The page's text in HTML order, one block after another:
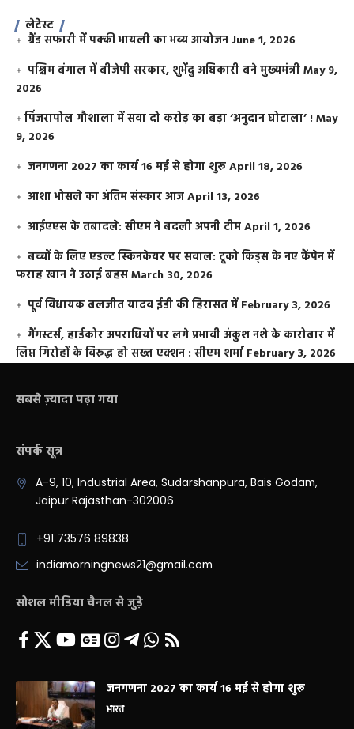
लेटेस्ट
ग्रैंड सफारी में पक्की भायली का भव्य आयोजन June 1, 2026
पश्चिम बंगाल में बीजेपी सरकार, शुभेंदु अधिकारी बने मुख्यमंत्रीMay 9,
2026
​पिंजरापोल गौशाला में सवा दो करोड़ का बड़ा ‘अनुदान घोटाला’ !May
9, 2026
जनगणना 2027 का कार्य 16 मई से होगा शुरूApril 18, 2026
आशा भोसले का अंतिम संस्कार आजApril 13, 2026
आईएएस के तबादले: सीएम ने बदली अपनी टीमApril 1, 2026
बच्चों के लिए एडल्ट स्किनकेयर पर सवाल: टूको किड्स के नए कैंपेन में
फराह खान ने उठाई बहसMarch 30, 2026
पूर्व विधायक बलजीत यादव ईडी की हिरासत में February 3, 2026
गैंगस्टर्स, हार्डकोर अपराधियों पर लगे प्रभावी अंकुश नशे के कारोबार में
लिप्त गिरोहों के विरूद्ध हो सख्त एक्शन : सीएम शर्मा February 3, 2026
सबसे ज़्यादा पढ़ा गया
संपर्क सूत्र
A-9, 10, Industrial Area, Sudarshanpura, Bais Godam,
Jaipur Rajasthan-302006
+91 73576 89838
indiamorningnews21@gmail.com
सोशल मीडिया चैनल से जुड़े
जनगणना 2027 का कार्य 16 मई से होगा शुरू
भारत